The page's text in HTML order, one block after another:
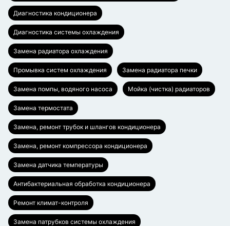
Диагностика кондиционера
Диагностика системы охлаждения
Замена радиатора охлаждения
Промывка систем охлаждения Замена радиатора печки
Замена помпы, водяного насоса Мойка (чистка) радиаторов
Замена термостата
Замена, ремонт трубок и шлангов кондиционера
Замена, ремонт компрессора кондиционера
Замена датчика температуры
Антибактериальная обработка кондиционера
Ремонт климат-контроля
Замена патрубков системы охлаждения